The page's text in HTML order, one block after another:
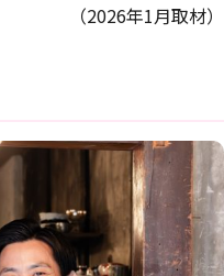
（2026年1月取材）